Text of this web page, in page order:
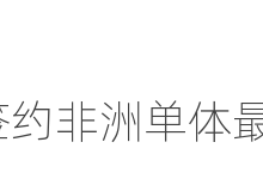
非洲单体